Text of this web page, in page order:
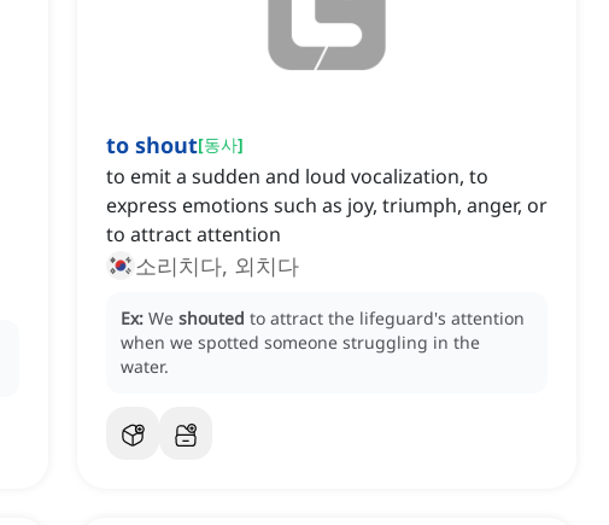
to shout[동사]
to emit a sudden and loud vocalization, to
express emotions such as joy, triumph, anger, or
to attract attention
소리치다, 외치다
Ex: We shouted to attract the lifeguard's attention
when we spotted someone struggling in the
water.